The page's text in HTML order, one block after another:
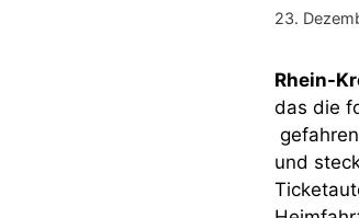
23.
Rhein-
das die
und